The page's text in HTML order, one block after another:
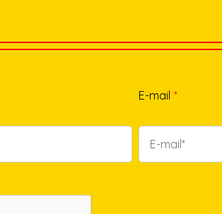
E-mail *